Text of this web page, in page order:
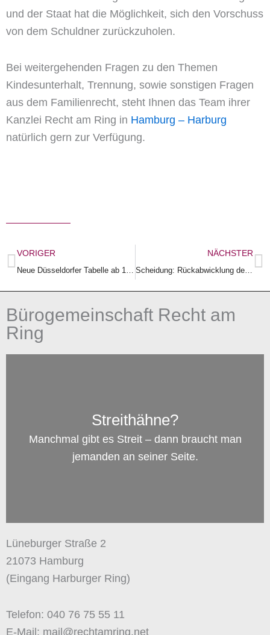
und der Staat hat die Möglichkeit, sich den Vorschuss
von dem Schuldner zurückzuholen.
Bei weitergehenden Fragen zu den Themen
Kindesunterhalt, Trennung, sowie sonstigen Fragen
aus dem Familienrecht, steht Ihnen das Team ihrer
Kanzlei Recht am Ring in Hamburg – Harburg
natürlich gern zur Verfügung.
Zurück
VORIGER
Neue Düsseldorfer Tabelle ab 1. Januar 2017
NÄCHSTER
Scheidung: Rückabwicklung des Versorgungsausgleiches nur im Ausnahmefall
Bürogemeinschaft Recht am
Ring
Streithähne?
Manchmal gibt es Streit – dann braucht man
jemanden an seiner Seite.
Lüneburger Straße 2
21073 Hamburg
(Eingang Harburger Ring)
Telefon: 040 76 75 55 11
E-Mail: mail@rechtamring.net